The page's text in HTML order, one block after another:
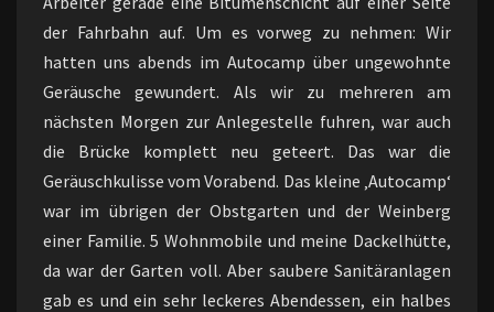
der Fahrbahn auf. Um es vorweg zu nehmen: Wir
hatten uns abends im Autocamp über ungewohnte
Geräusche gewundert. Als wir zu mehreren am
nächsten Morgen zur Anlegestelle fuhren, war auch
die Brücke komplett neu geteert. Das war die
Geräuschkulisse vom Vorabend. Das kleine ‚Autocamp‘
war im übrigen der Obstgarten und der Weinberg
einer Familie. 5 Wohnmobile und meine Dackelhütte,
da war der Garten voll. Aber saubere Sanitäranlagen
gab es und ein sehr leckeres Abendessen, ein halbes